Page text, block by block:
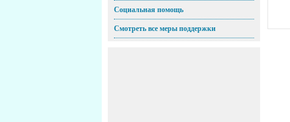
Социальная помощь
Смотреть все меры поддержки